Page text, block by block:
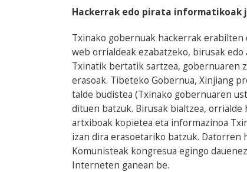
Hackerrak edo pirata informatikoak
Txinako gobernuak hackerrak
web orrialdeak ezabatzeko, birusak
Txinatik bertatik sartzea, gobernuaren
erasoak. Tibeteko Gobernua, Xinjiang
talde budistea (Txinako gobernuaren
dituen batzuk. Birusak bialtzea,
artxiboak kopietea eta informazinoa
izan dira erasoetariko batzuk. Datorren
Komunisteak kongresua egingo
Interneten ganean be.